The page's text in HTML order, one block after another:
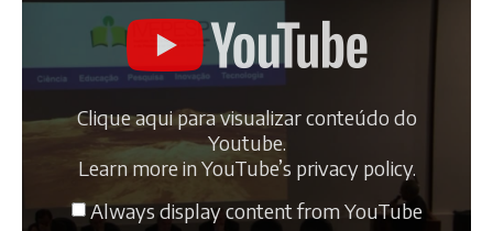
Clique aqui para visualizar conteúdo do
Youtube.
Learn more in YouTube’s privacy policy.
Always display content from YouTube